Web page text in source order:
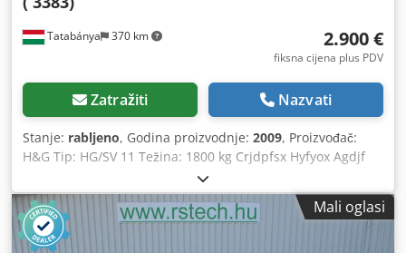
Tatabánya 370 km 2.900 €
fiksna cijena plus PDV
Zatražiti Nazvati
Stanje: rabljeno, Godina proizvodnje: 2009, Proizvođač:
H&G Tip: HG/SV 11 Težina: 1800 kg Crjdpfsx Hyfyox Agdjf
Mali oglasi